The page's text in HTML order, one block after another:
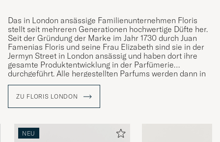
Das in London ansässige Familienunternehmen Floris
stellt seit mehreren Generationen hochwertige Düfte her.
Seit der Gründung der Marke im Jahr 1730 durch Juan
Famenias Floris und seine Frau Elizabeth sind sie in der
Jermyn Street in London ansässig und haben dort ihre
gesamte Produktentwicklung in der Parfümerie
durchgeführt. Alle hergestellten Parfums werden dann in
einem eigenen Werk in Devon, England, hergestellt. Heute
exzellente Arbeit der Vergangenheit fort, den frühere
Generationen eingeschlagen haben.
ZU FLORIS LONDON
NEU